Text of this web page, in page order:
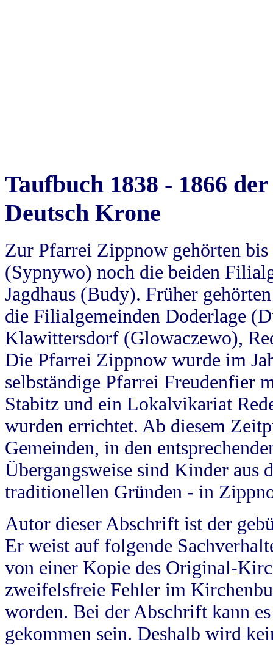
Taufbuch 1838 - 1866
Deutsch Krone
Zur Pfarrei Zippnow gehörten
(Sypnywo) noch die beiden
Jagdhaus (Budy). Früher
die Filialgemeinden Doderlage
Klawittersdorf (Glowaczewo),
Die Pfarrei Zippnow wurde im
selbständige Pfarrei Freudenfier
Stabitz und ein Lokalvikariat
wurden errichtet. Ab diesem
Gemeinden, in den
Übergangsweise sind Kinder aus
traditionellen Gründen - in
Autor dieser Abschrift ist der
Er weist auf folgende
von einer Kopie des Original-
zweifelsfreie Fehler im
worden. Bei der Abschrift kann
gekommen sein. Deshalb wird